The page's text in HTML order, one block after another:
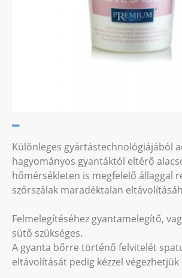
Különleges gyártástechnológiájából
hagyományos gyantáktól eltérő
hőmérsékleten is megfelelő állaggal
szőrszálak maradéktalan
Felmelegítéséhez gyantamelegítő,
sütő szükséges.
A gyanta bőrre történő felvitelét
eltávolítását pedig kézzel végezhetjük